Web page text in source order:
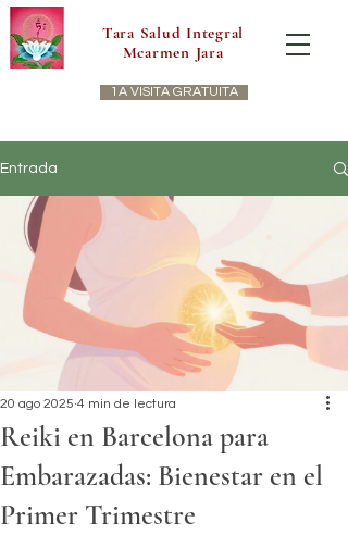
Tara Salud Integral
Mcarmen Jara
1A VISITA GRATUITA
Entrada
Reiki en Barcelona para
Embarazadas: Bienestar en el
Primer Trimestre
20 ago 2025 4 min de lectura